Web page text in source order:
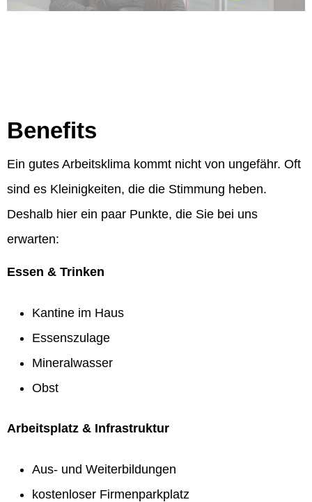
Benefits
Ein gutes Arbeitsklima kommt nicht von ungefähr. Oft
sind es Kleinigkeiten, die die Stimmung heben.
Deshalb hier ein paar Punkte, die Sie bei uns
erwarten:
Essen & Trinken
Kantine im Haus
Essenszulage
Mineralwasser
Obst
Arbeitsplatz & Infrastruktur
Aus- und Weiterbildungen
kostenloser Firmenparkplatz